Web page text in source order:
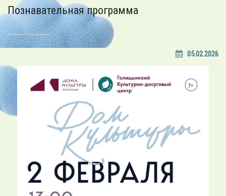
Познавательная программа
05.02.2026